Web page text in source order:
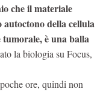
che il materiale
della cellula
è una balla
la biologia su Focus,
ore, quindi non